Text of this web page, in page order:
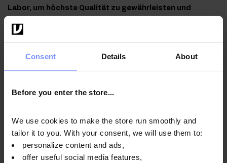
Consent Details About
Before you enter the store...
We use cookies to make the store run smoothly and
tailor it to you. With your consent, we will use them to:
personalize content and ads,
offer useful social media features,
Labor, um höchste Qualität zu gewährleisten und
24.04.2025
OstroVit Vitamin B6 P-5-P - Mikrobiologische analyse
19.08.2024